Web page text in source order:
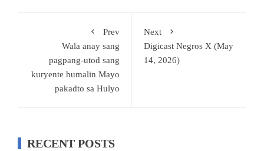
Prev
Wala anay sang
pagpang-utod sang
kuryente humalin Mayo
pakadto sa Hulyo
Next
Digicast Negros X (May
14, 2026)
RECENT POSTS